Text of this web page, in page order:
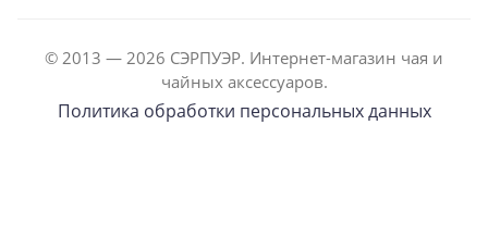
© 2013 — 2026 СЭРПУЭР. Интернет-магазин чая и
чайных аксессуаров.
Политика обработки персональных данных